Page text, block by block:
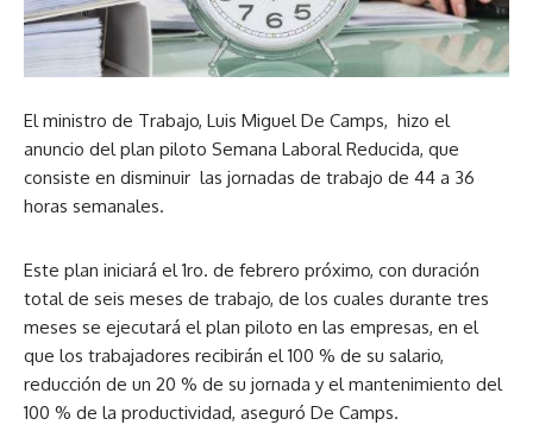
El ministro de Trabajo, Luis Miguel De Camps, hizo el
anuncio del plan piloto Semana Laboral Reducida, que
consiste en disminuir las jornadas de trabajo de 44 a 36
horas semanales.
Este plan iniciará el 1ro. de febrero próximo, con duración
total de seis meses de trabajo, de los cuales durante tres
meses se ejecutará el plan piloto en las empresas, en el
que los trabajadores recibirán el 100 % de su salario,
reducción de un 20 % de su jornada y el mantenimiento del
100 % de la productividad, aseguró De Camps.